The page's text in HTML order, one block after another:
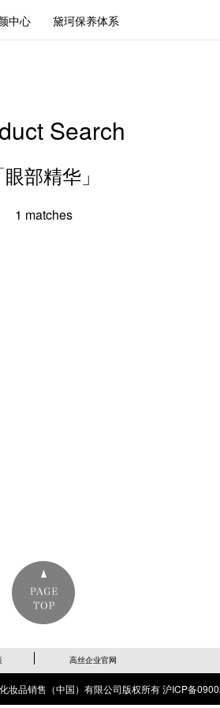
中心 黛珂保养体系
Search
眼部精华」
1 matches
高丝企业官网
妆品销售（中国）有限公司版权所有沪ICP备